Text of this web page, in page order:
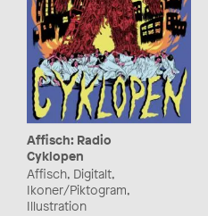
Affisch: Radio
Cyklopen
Affisch, Digitalt,
Ikoner/Piktogram,
Illustration